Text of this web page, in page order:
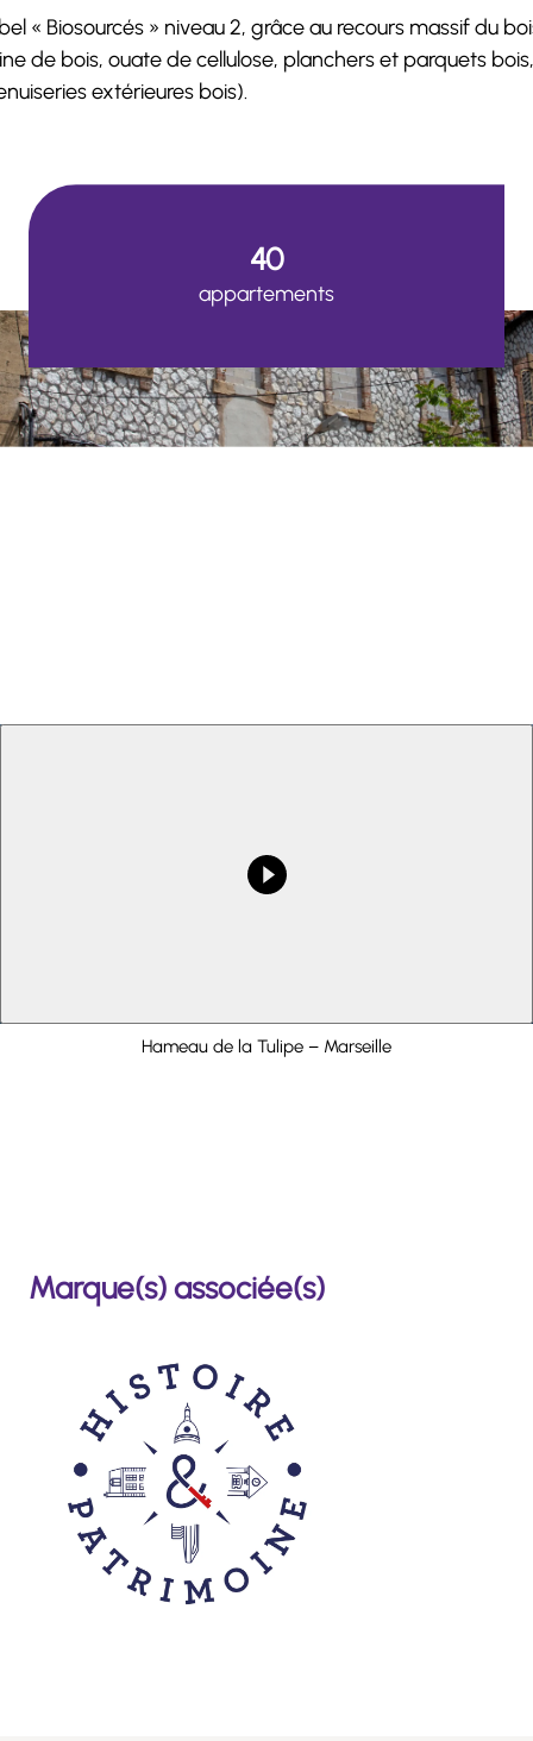
« Biosourcés » niveau 2, grâce au recours massif du
de bois, ouate de cellulose, planchers et parquets bois,
extérieures bois).
40
appartements
Lancer la vidéo
Hameau de la Tulipe – Marseille
Marque(s) associée(s)